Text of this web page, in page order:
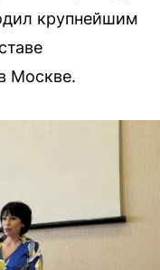
крупнейшим
Москве.